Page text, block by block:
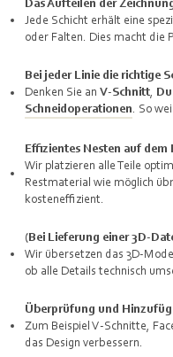
Jede Schicht erhält eine
oder Falten. Dies macht die
Bei jeder Linie die richtige
Denken Sie an V‑Schnitt
Schneidoperationen . So
Effizientes Nesten auf
Wir platzieren alle Teile
Restmaterial wie möglich
kosteneffizient.
(Bei Lieferung einer 3D-
Wir übersetzen das 3D-
ob alle Details technisch
Überprüfung und
Zum Beispiel V‑Schnitte,
das Design verbessern.